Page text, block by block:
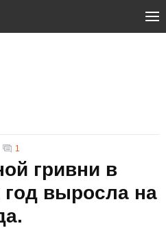
1
гривни в
выросла на